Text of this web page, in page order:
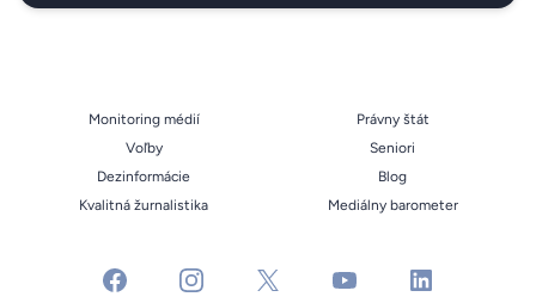
Monitoring médií
Voľby
Dezinformácie
Kvalitná žurnalistika
Právny štát
Seniori
Blog
Mediálny barometer
facebook instagramx youtube linkedin